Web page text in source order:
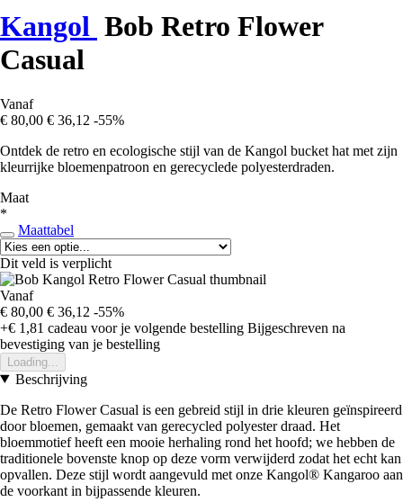
Kangol Bob Retro Flower
Casual
Vanaf
€ 80,00 € 36,12 -55%
Ontdek de retro en ecologische stijl van de Kangol bucket hat met zijn
kleurrijke bloemenpatroon en gerecyclede polyesterdraden.
Maat
*
Maattabel
Dit veld is verplicht
Vanaf
€ 80,00 € 36,12 -55%
+€ 1,81 cadeau voor je volgende bestelling Bijgeschreven na
bevestiging van je bestelling
Loading...
Beschrijving
De Retro Flower Casual is een gebreid stijl in drie kleuren geïnspireerd
door bloemen, gemaakt van gerecycled polyester draad. Het
bloemmotief heeft een mooie herhaling rond het hoofd; we hebben de
traditionele bovenste knop op deze vorm verwijderd zodat het echt kan
opvallen. Deze stijl wordt aangevuld met onze Kangol® Kangaroo aan
de voorkant in bijpassende kleuren.